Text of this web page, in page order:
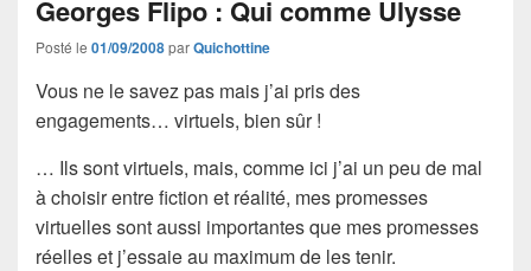
Georges Flipo : Qui comme Ulysse
Posté le 01/09/2008parQuichottine
Vous ne le savez pas mais j’ai pris des
engagements… virtuels, bien sûr !
… Ils sont virtuels, mais, comme ici j’ai un peu de mal
àchoisir entre fiction et réalité, mes promesses
virtuelles sont aussi importantes que mes promesses
réelles et j’essaie au maximum de les tenir.